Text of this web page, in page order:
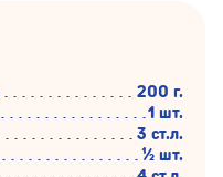
200 г.
1 шт.
3 ст.л.
½ шт.